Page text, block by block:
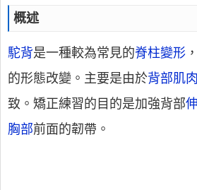
概述
駝背是一種較為常見的脊柱變形
的形態改變。主要是由於背部肌
致。矯正練習的目的是加強背部
胸部前面的韌帶。